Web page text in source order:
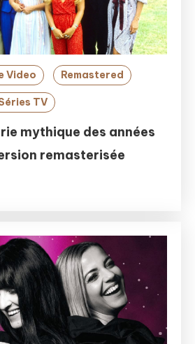
Video Remastered
TV
mythique des années
remasterisée